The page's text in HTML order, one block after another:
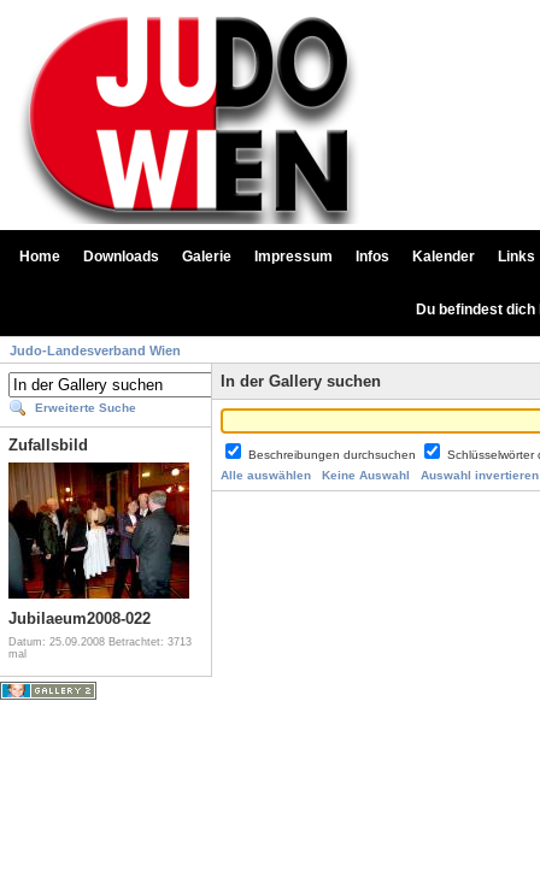
Home Downloads Galerie Impressum Infos Kalender Links
Du befindest
Judo-Landesverband Wien
Erweiterte Suche
Zufallsbild
Jubilaeum2008-022
Datum: 25.09.2008 Betrachtet: 3713
mal
In der Gallery suchen
Beschreibungen durchsuchen
Alle auswählen
Keine Auswahl Auswahl invertieren